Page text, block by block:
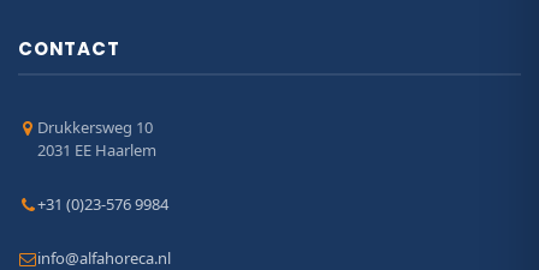
CONTACT
Drukkersweg 10
2031 EE Haarlem
+31 (0)23-576 9984
info@alfahoreca.nl